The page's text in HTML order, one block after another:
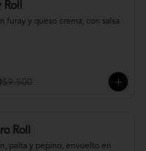
furay y queso crema, con salsa
$9.500
Roll
palta y pepino, envuelto en